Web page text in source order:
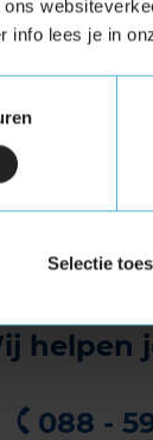
info lees je in
Selectie
season
helpen
088 -